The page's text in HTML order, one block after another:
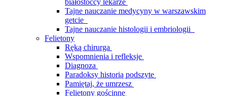
białostoccy lekarze
Tajne nauczanie medycyny w warszawskim
getcie
Tajne nauczanie histologii i embriologii
Felietony
Ręką chirurga
Wspomnienia i refleksje
Diagnoza
Paradoksy historią podszyte
Pamiętaj, że umrzesz
Felietony gościnne